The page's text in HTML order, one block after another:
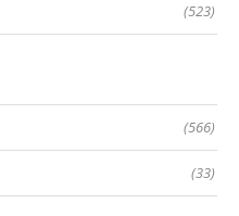
(523)
(566)
(33)